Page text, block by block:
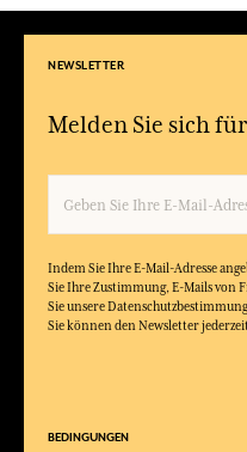
NEWSLETTER
Melden Sie sich
Indem Sie Ihre E-Mail-Adresse
Sie Ihre Zustimmung, E-Mails von
Sie unsere
Sie können den Newsletter
BEDINGUNGEN